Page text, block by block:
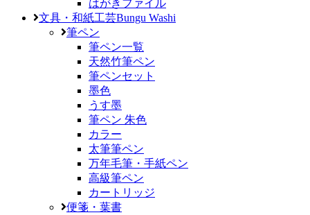
はがきファイル
文具・和紙工芸Bungu Washi
筆ペン
筆ペン一覧
天然竹筆ペン
筆ペンセット
墨色
うす墨
筆ペン 朱色
カラー
太筆筆ペン
万年毛筆・手紙ペン
高級筆ペン
カートリッジ
便箋・葉書